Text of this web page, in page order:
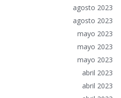
agosto 2023
agosto 2023
mayo 2023
mayo 2023
mayo 2023
abril 2023
abril 2023